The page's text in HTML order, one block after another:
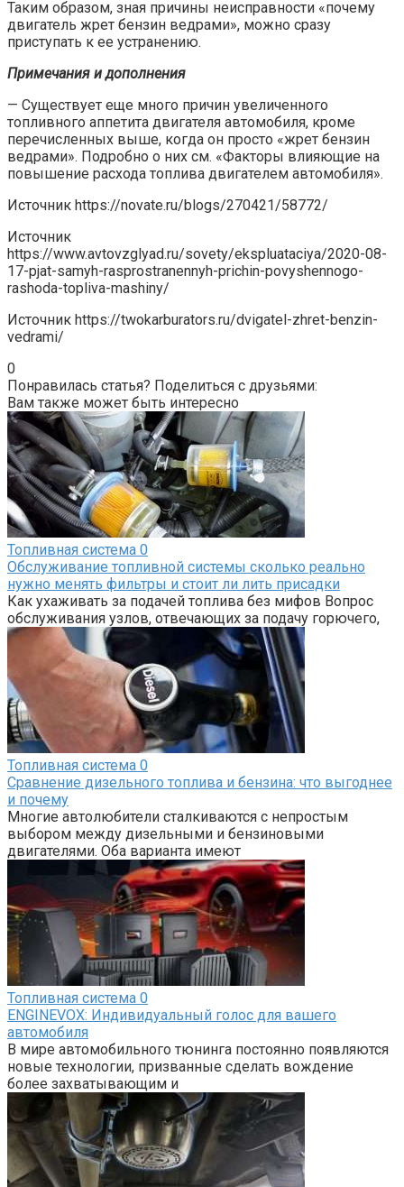
Таким образом, зная причины неисправности «почему
двигатель жрет бензин ведрами», можно сразу
приступать к ее устранению.
Примечания и дополнения
— Существует еще много причин увеличенного
топливного аппетита двигателя автомобиля, кроме
перечисленных выше, когда он просто «жрет бензин
ведрами». Подробно о них см. «Факторы влияющие на
повышение расхода топлива двигателем автомобиля».
Источник https://novate.ru/blogs/270421/58772/
Источник
https://www.avtovzglyad.ru/sovety/ekspluataciya/2020-08-
17-pjat-samyh-rasprostranennyh-prichin-povyshennogo-
rashoda-topliva-mashiny/
Источник https://twokarburators.ru/dvigatel-zhret-benzin-
vedrami/
0
Понравилась статья? Поделиться с друзьями:
Вам также может быть интересно
Топливная система 0
Обслуживание топливной системы сколько реально
нужно менять фильтры и стоит ли лить присадки
Как ухаживать за подачей топлива без мифов Вопрос
обслуживания узлов, отвечающих за подачу горючего,
Топливная система 0
Сравнение дизельного топлива и бензина: что выгоднее
и почему
Многие автолюбители сталкиваются с непростым
выбором между дизельными и бензиновыми
двигателями. Оба варианта имеют
Топливная система 0
ENGINEVOX: Индивидуальный голос для вашего
автомобиля
В мире автомобильного тюнинга постоянно появляются
новые технологии, призванные сделать вождение
более захватывающим и